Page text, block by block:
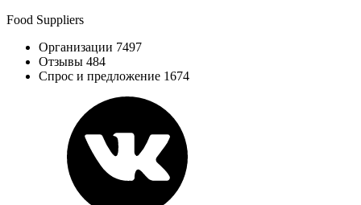
Food Suppliers
Организации 7497
Отзывы 484
Спрос и предложение 1674